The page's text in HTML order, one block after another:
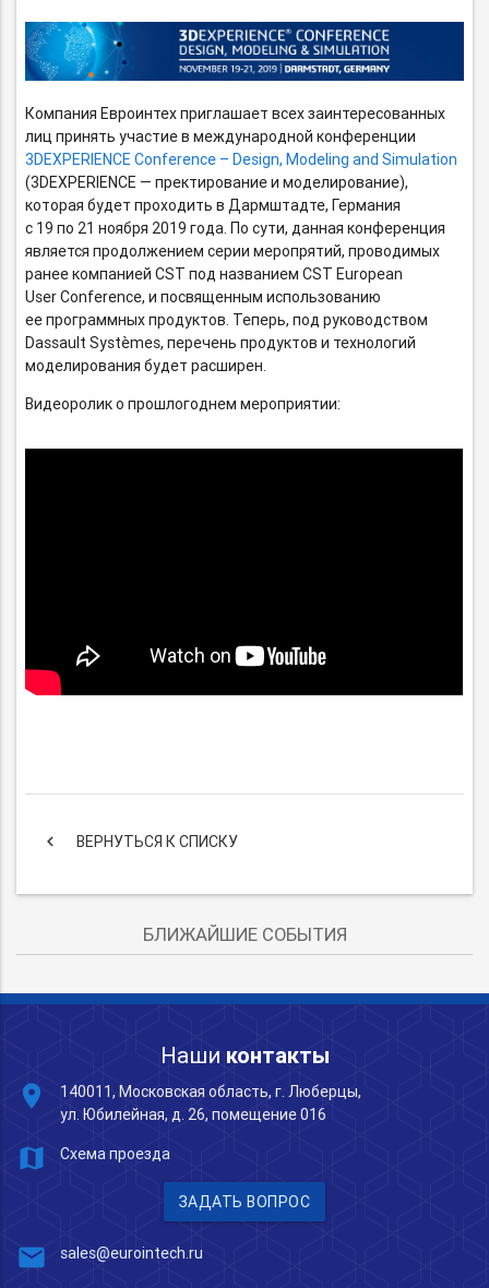
Компания Евроинтех приглашает всех заинтересованных
лиц принять участие в международной конференции
3DEXPERIENCE Conference – Design, Modeling and Simulation
(3DEXPERIENCE — пректирование и моделирование),
которая будет проходить в Дармштадте, Германия
с 19 по 21 ноября 2019 года. По сути, данная конференция
является продолжением серии меропрятий, проводимых
ранее компанией CST под названием CST European
User Conference, и посвященным использованию
ее программных продуктов. Теперь, под руководством
Dassault Systèmes, перечень продуктов и технологий
моделирования будет расширен.
Видеоролик о прошлогоднем мероприятии:
keyboard_arrow_left ВЕРНУТЬСЯ К СПИСКУ
БЛИЖАЙШИЕ СОБЫТИЯ
Наши контакты
place
140011, Московская область, г. Люберцы,
ул. Юбилейная, д. 26, помещение 016
map Схема проезда
ЗАДАТЬ ВОПРОС
mail sales@eurointech.ru